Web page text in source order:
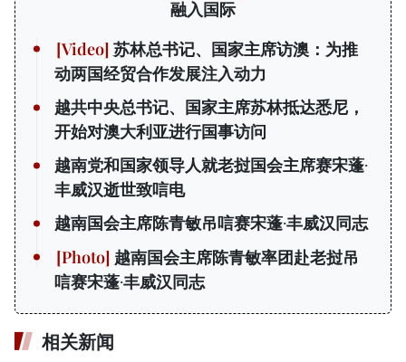
融入国际
苏林总书记、国家主席访澳：为推
动两国经贸合作发展注入动力
越共中央总书记、国家主席苏林抵达悉尼，
开始对澳大利亚进行国事访问
越南党和国家领导人就老挝国会主席赛宋蓬·
丰威汉逝世致唁电
越南国会主席陈青敏吊唁赛宋蓬·丰威汉同志
越南国会主席陈青敏率团赴老挝吊
唁赛宋蓬·丰威汉同志
相关新闻